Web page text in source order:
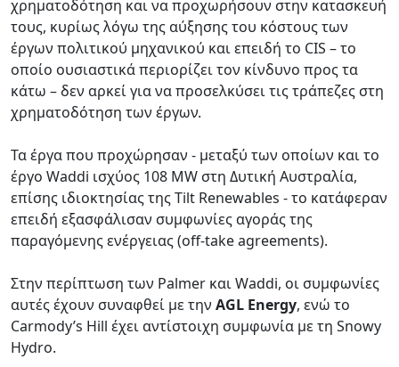
χρηματοδότηση και να προχωρήσουν στην κατασκευή
τους, κυρίως λόγω της αύξησης του κόστους των
έργων πολιτικού μηχανικού και επειδή το CIS – το
οποίο ουσιαστικά περιορίζει τον κίνδυνο προς τα
κάτω – δεν αρκεί για να προσελκύσει τις τράπεζες στη
χρηματοδότηση των έργων.
Τα έργα που προχώρησαν - μεταξύ των οποίων και το
έργο Waddi ισχύος 108 MW στη Δυτική Αυστραλία,
επίσης ιδιοκτησίας της Tilt Renewables - το κατάφεραν
επειδή εξασφάλισαν συμφωνίες αγοράς της
παραγόμενης ενέργειας (off-take agreements).
Στην περίπτωση των Palmer και Waddi, οι συμφωνίες
αυτές έχουν συναφθεί με την AGL Energy, ενώ το
Carmody’s Hill έχει αντίστοιχη συμφωνία με τη Snowy
Hydro.